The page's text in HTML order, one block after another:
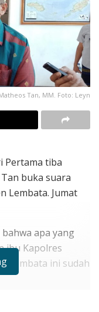
Tan, MM. Foto: Leyn
Pertama tiba
buka suara
Lembata. Jumat
apa yang
ibu Kapolres
Lembata ini sudah